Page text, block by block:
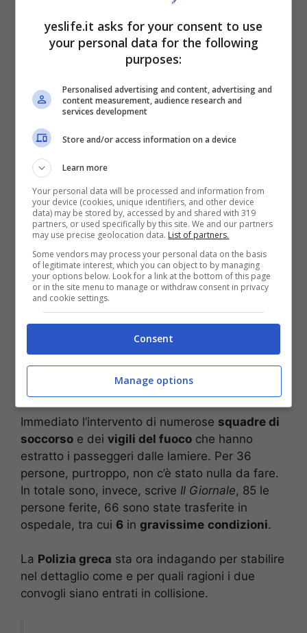
È di almeno
gravi condizioni, il bilancio dell’ incidente
ferroviarioverificatosi la scorsa notte, tra
martedì 28 febbraio
Tempes, cittadina della Grecia centrale.
Stando alle prime informazioni, riportate da
alcune fonti locali e dalla redazione deIl
Giornale, untreno mercidiretto aLarissa, per
cause ancora da stabilire, si è scontrato
frontalmente con un
Un impatto violentissimo, considerato che i due
treni viaggiavano a velocità sostenuta, in
seguito al qualetre carrozzesono deragliate
fuoco.
Immediato l’intervento di numerose squadre di
soccorso e dei vigili del fuoco che hanno
estratto i passeggeri dalle lamiere. Per 36
persone, purtroppo, non c’è stato nulla da fare.
In totale sono, invece, scrive Il Giornale, 85 le
persone ferite, 66 sono state trasferite in
ospedale, tra cui 6 in gravissime condizioni.
La Polizia greca sta ora indagando per stabilire
nel dettaglio come e per quali ragioni i due
convogli siano entrati in collisione.
yeslife.it asks for your consent to use
your personal data for the following
purposes:
Personalised advertising and content, advertising and
content measurement, audience research and
services development
Store and/or access information on a device
Learn more
Your personal data will be processed and information from
your device (cookies, unique identifiers, and other device
data) may be stored by, accessed by and shared with 319
partners, or used specifically by this site. We and our partners
may use precise geolocation data. List of partners.
Some vendors may process your personal data on the basis
of legitimate interest, which you can object to by managing
your options below. Look for a link at the bottom of this page
or in the site menu to manage or withdraw consent in privacy
and cookie settings.
Consent
Manage options